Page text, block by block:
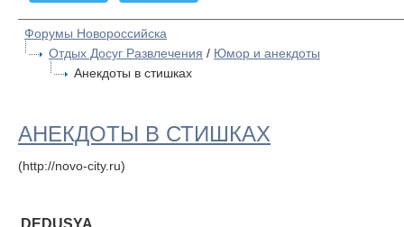
Форумы Новороссийска
Отдых Досуг Развлечения / Юмор и анекдоты
Анекдоты в стишках
АНЕКДОТЫ В СТИШКАХ
(http://novo-city.ru)
DEDUSYA